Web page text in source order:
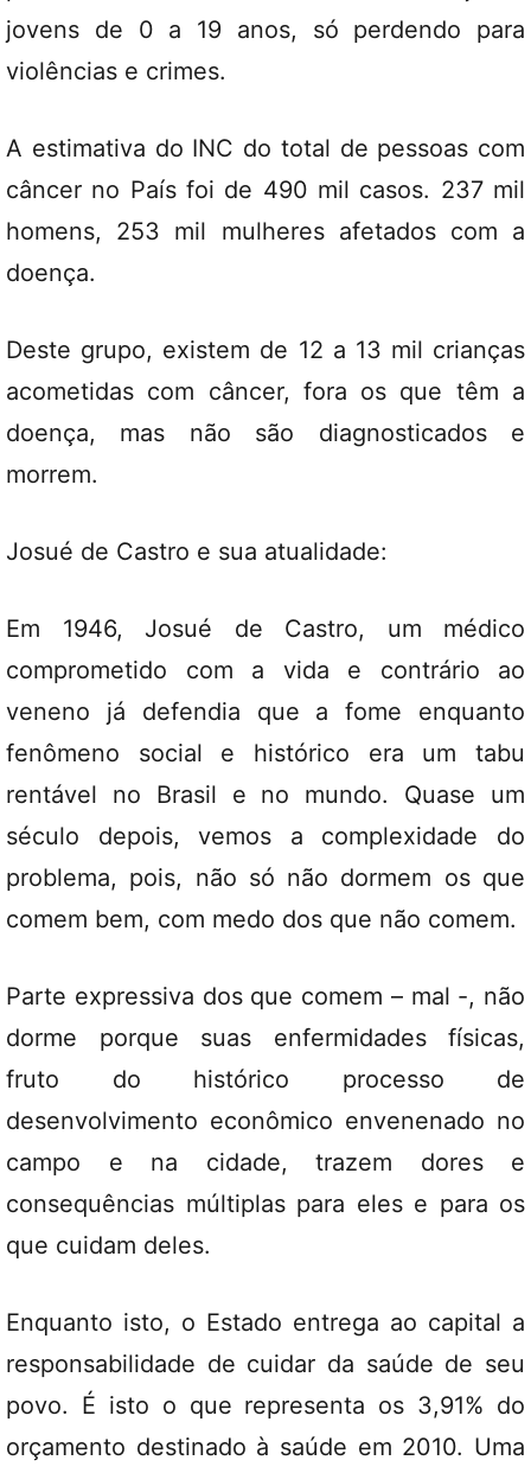
jovens de 0 a 19 anos, só perdendo para
violências e crimes.
A estimativa do INC do total de pessoas com
câncer no País foi de 490 mil casos. 237 mil
homens, 253 mil mulheres afetados com a
doença.
Deste grupo, existem de 12 a 13 mil crianças
acometidas com câncer, fora os que têm a
doença, mas não são diagnosticados e
morrem.
Josué de Castro e sua atualidade:
Em 1946, Josué de Castro, um médico
comprometido com a vida e contrário ao
veneno já defendia que a fome enquanto
fenômeno social e histórico era um tabu
rentável no Brasil e no mundo. Quase um
século depois, vemos a complexidade do
problema, pois, não só não dormem os que
comem bem, com medo dos que não comem.
Parte expressiva dos que comem – mal -, não
dorme porque suas enfermidades físicas,
fruto do histórico processo de
desenvolvimento econômico envenenado no
campo e na cidade, trazem dores e
consequências múltiplas para eles e para os
que cuidam deles.
Enquanto isto, o Estado entrega ao capital a
responsabilidade de cuidar da saúde de seu
povo. É isto o que representa os 3,91% do
orçamento destinado à saúde em 2010. Uma